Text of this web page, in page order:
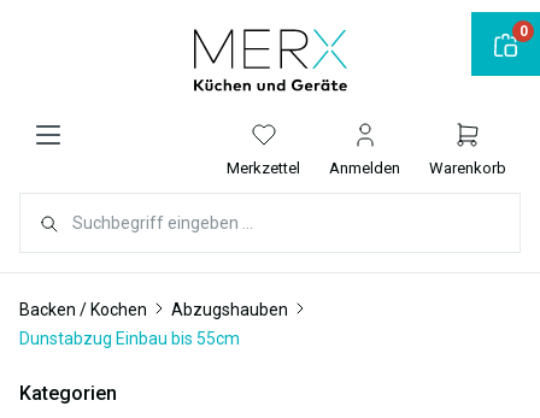
Merkzettel Anmelden Warenkorb
Backen / Kochen
Abzugshauben
Dunstabzug Einbau bis 55cm
Kategorien
0